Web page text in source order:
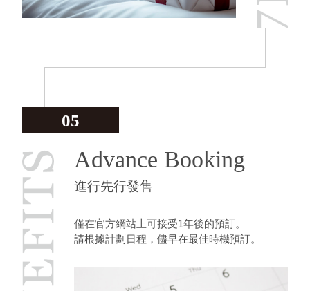
05
Advance Booking
進行先行發售
僅在官方網站上可接受1年後的預訂。
請根據計劃日程，儘早在最佳時機預訂。